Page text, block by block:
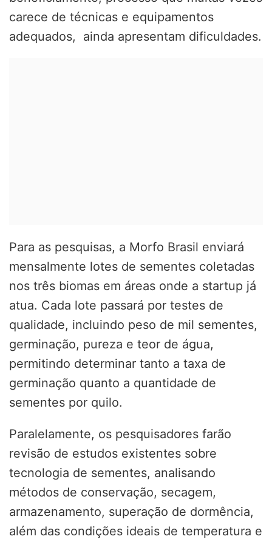
carece de técnicas e equipamentos
adequados, ainda apresentam dificuldades.
Para as pesquisas, a Morfo Brasil enviará
mensalmente lotes de sementes coletadas
nos três biomas em áreas onde a startup já
atua. Cada lote passará por testes de
qualidade, incluindo peso de mil sementes,
germinação, pureza e teor de água,
permitindo determinar tanto a taxa de
germinação quanto a quantidade de
sementes por quilo.
Paralelamente, os pesquisadores farão
revisão de estudos existentes sobre
tecnologia de sementes, analisando
métodos de conservação, secagem,
armazenamento, superação de dormência,
além das condições ideais de temperatura e